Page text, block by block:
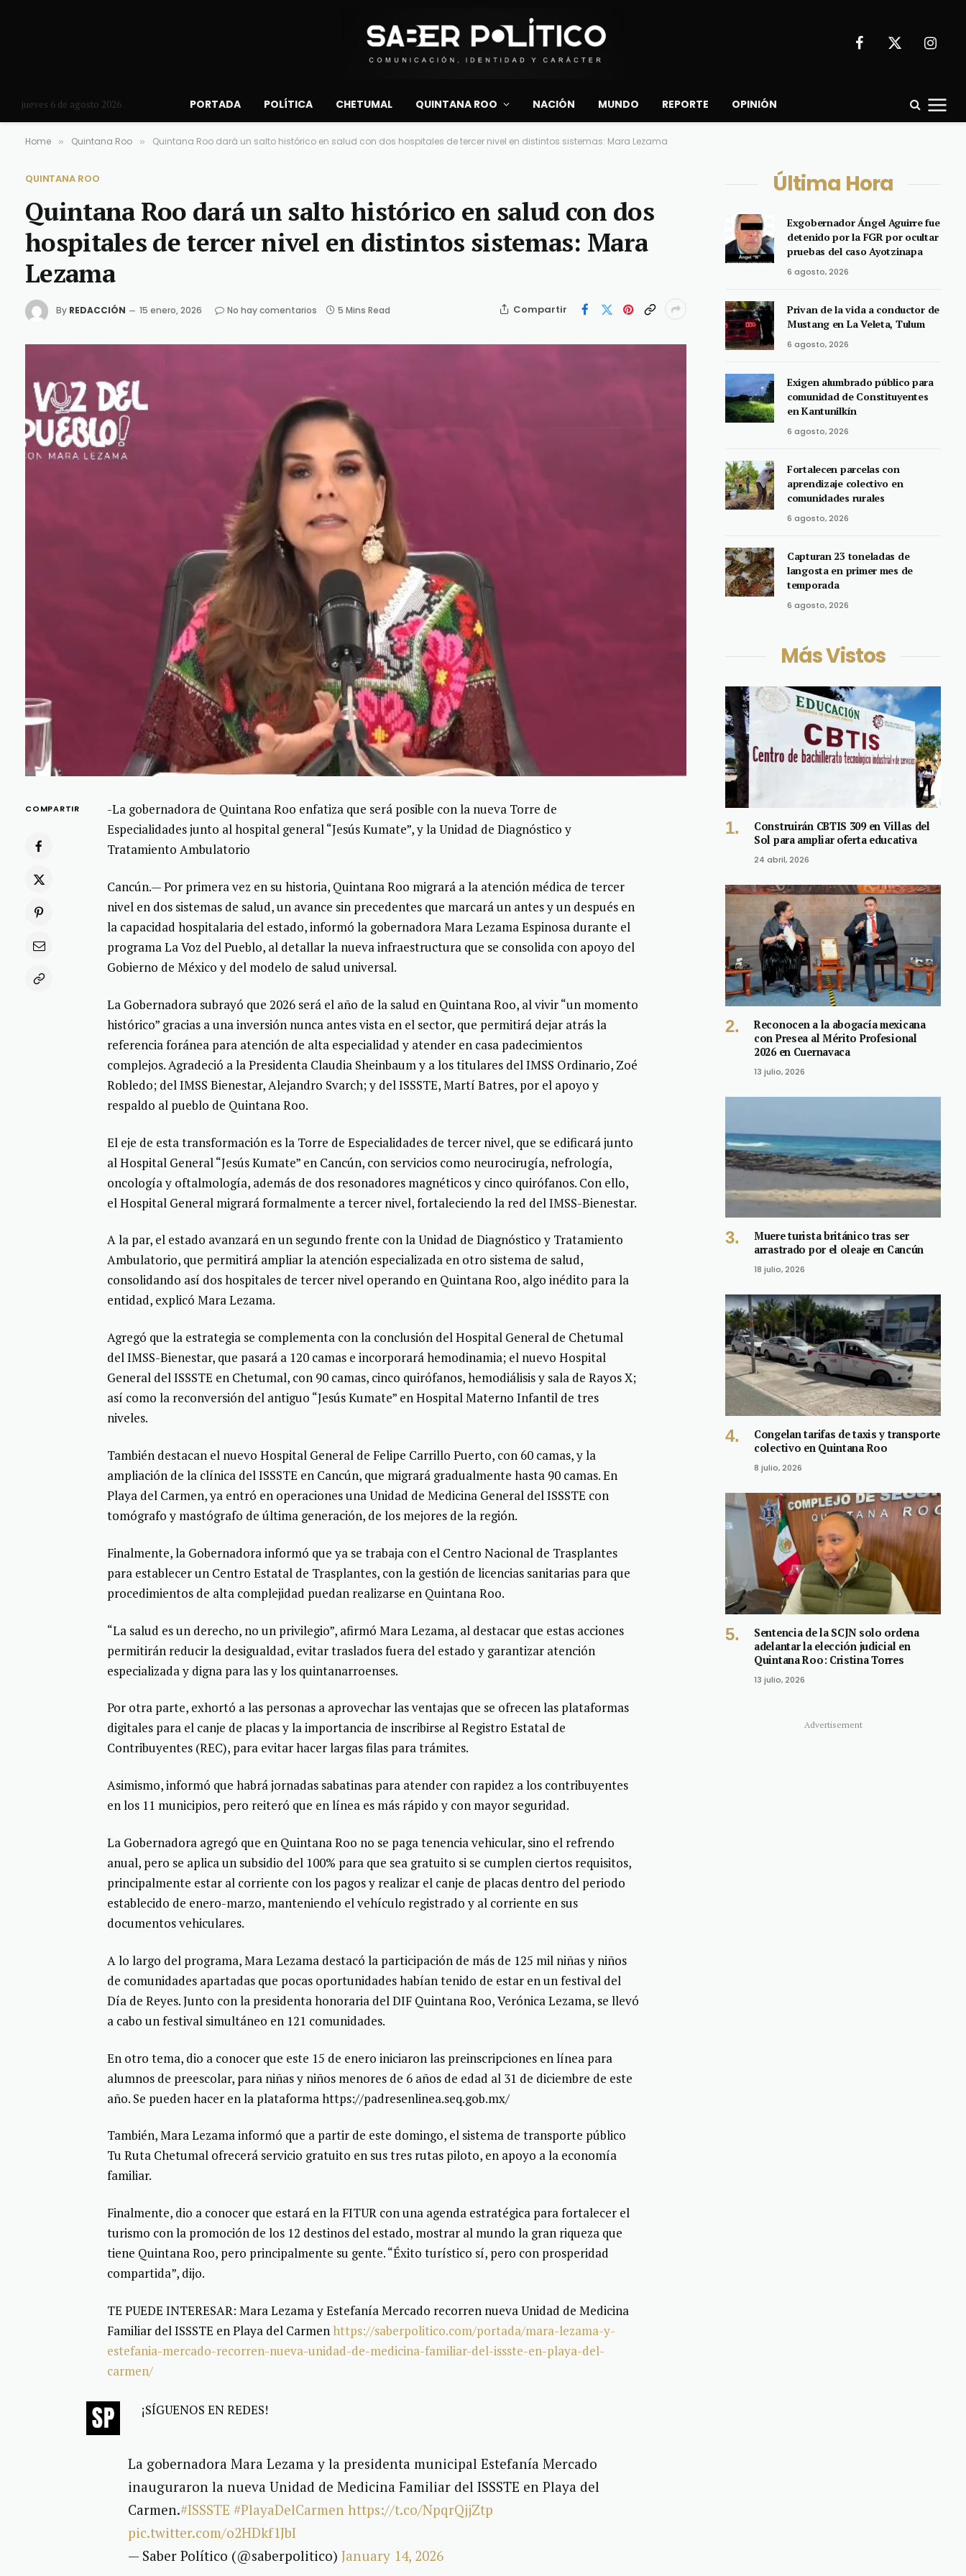
Facebook
X
jueves 6 de agosto 2026 PORTADA POLÍTICA CHETUMAL QUINTANA ROO NACIÓN MUNDO REPORTE OPINIÓN
Home » Quintana Roo » Quintana Roo dará un salto histórico en salud con dos hospitales de tercer nivel en distintos sistemas: Mara Lezama
QUINTANA ROO
Quintana Roo dará un salto histórico en salud con dos
hospitales de tercer nivel en distintos sistemas: Mara
Lezama
By REDACCIÓN 15 enero, 2026 No hay comentarios 5 Mins Read Compartir
COMPARTIR
-La gobernadora de Quintana Roo enfatiza que será posible con la nueva Torre de
Especialidades junto al hospital general “Jesús Kumate”, y la Unidad de Diagnóstico y
Tratamiento Ambulatorio
Cancún.— Por primera vez en su historia, Quintana Roo migrará a la atención médica de tercer
nivel en dos sistemas de salud, un avance sin precedentes que marcará un antes y un después en
la capacidad hospitalaria del estado, informó la gobernadora Mara Lezama Espinosa durante el
programa La Voz del Pueblo, al detallar la nueva infraestructura que se consolida con apoyo del
Gobierno de México y del modelo de salud universal.
La Gobernadora subrayó que 2026 será el año de la salud en Quintana Roo, al vivir “un momento
histórico” gracias a una inversión nunca antes vista en el sector, que permitirá dejar atrás la
referencia foránea para atención de alta especialidad y atender en casa padecimientos
complejos. Agradeció a la Presidenta Claudia Sheinbaum y a los titulares del IMSS Ordinario, Zoé
Robledo; del IMSS Bienestar, Alejandro Svarch; y del ISSSTE, Martí Batres, por el apoyo y
respaldo al pueblo de Quintana Roo.
El eje de esta transformación es la Torre de Especialidades de tercer nivel, que se edificará junto
al Hospital General “Jesús Kumate” en Cancún, con servicios como neurocirugía, nefrología,
oncología y oftalmología, además de dos resonadores magnéticos y cinco quirófanos. Con ello,
el Hospital General migrará formalmente a tercer nivel, fortaleciendo la red del IMSS-Bienestar.
A la par, el estado avanzará en un segundo frente con la Unidad de Diagnóstico y Tratamiento
Ambulatorio, que permitirá ampliar la atención especializada en otro sistema de salud,
consolidando así dos hospitales de tercer nivel operando en Quintana Roo, algo inédito para la
entidad, explicó Mara Lezama.
Agregó que la estrategia se complementa con la conclusión del Hospital General de Chetumal
del IMSS-Bienestar, que pasará a 120 camas e incorporará hemodinamia; el nuevo Hospital
General del ISSSTE en Chetumal, con 90 camas, cinco quirófanos, hemodiálisis y sala de Rayos X;
así como la reconversión del antiguo “Jesús Kumate” en Hospital Materno Infantil de tres
niveles.
También destacan el nuevo Hospital General de Felipe Carrillo Puerto, con 60 camas, y la
ampliación de la clínica del ISSSTE en Cancún, que migrará gradualmente hasta 90 camas. En
Playa del Carmen, ya entró en operaciones una Unidad de Medicina General del ISSSTE con
tomógrafo y mastógrafo de última generación, de los mejores de la región.
Finalmente, la Gobernadora informó que ya se trabaja con el Centro Nacional de Trasplantes
para establecer un Centro Estatal de Trasplantes, con la gestión de licencias sanitarias para que
procedimientos de alta complejidad puedan realizarse en Quintana Roo.
“La salud es un derecho, no un privilegio”, afirmó Mara Lezama, al destacar que estas acciones
permitirán reducir la desigualdad, evitar traslados fuera del estado y garantizar atención
especializada y digna para las y los quintanarroenses.
Por otra parte, exhortó a las personas a aprovechar las ventajas que se ofrecen las plataformas
digitales para el canje de placas y la importancia de inscribirse al Registro Estatal de
Contribuyentes (REC), para evitar hacer largas filas para trámites.
Asimismo, informó que habrá jornadas sabatinas para atender con rapidez a los contribuyentes
en los 11 municipios, pero reiteró que en línea es más rápido y con mayor seguridad.
La Gobernadora agregó que en Quintana Roo no se paga tenencia vehicular, sino el refrendo
anual, pero se aplica un subsidio del 100% para que sea gratuito si se cumplen ciertos requisitos,
principalmente estar al corriente con los pagos y realizar el canje de placas dentro del periodo
establecido de enero-marzo, manteniendo el vehículo registrado y al corriente en sus
documentos vehiculares.
A lo largo del programa, Mara Lezama destacó la participación de más de 125 mil niñas y niños
de comunidades apartadas que pocas oportunidades habían tenido de estar en un festival del
Día de Reyes. Junto con la presidenta honoraria del DIF Quintana Roo, Verónica Lezama, se llevó
a cabo un festival simultáneo en 121 comunidades.
En otro tema, dio a conocer que este 15 de enero iniciaron las preinscripciones en línea para
alumnos de preescolar, para niñas y niños menores de 6 años de edad al 31 de diciembre de este
año. Se pueden hacer en la plataforma https://padresenlinea.seq.gob.mx/
También, Mara Lezama informó que a partir de este domingo, el sistema de transporte público
Tu Ruta Chetumal ofrecerá servicio gratuito en sus tres rutas piloto, en apoyo a la economía
familiar.
Finalmente, dio a conocer que estará en la FITUR con una agenda estratégica para fortalecer el
turismo con la promoción de los 12 destinos del estado, mostrar al mundo la gran riqueza que
tiene Quintana Roo, pero principalmente su gente. “Éxito turístico sí, pero con prosperidad
compartida”, dijo.
TE PUEDE INTERESAR: Mara Lezama y Estefanía Mercado recorren nueva Unidad de Medicina
Familiar del ISSSTE en Playa del Carmen https://saberpolitico.com/portada/mara-lezama-y-
estefania-mercado-recorren-nueva-unidad-de-medicina-familiar-del-issste-en-playa-del-
carmen/
¡SÍGUENOS EN REDES!
La gobernadora Mara Lezama y la presidenta municipal Estefanía Mercado
inauguraron la nueva Unidad de Medicina Familiar del ISSSTE en Playa del
Carmen.#ISSSTE #PlayaDelCarmen https://t.co/NpqrQjjZtp
pic.twitter.com/o2HDkf1JbI
— Saber Político (@saberpolitico) January 14, 2026
Última Hora
Exgobernador Ángel Aguirre fue
detenido por la FGR por ocultar
pruebas del caso Ayotzinapa
6 agosto, 2026
Privan de la vida a conductor de
Mustang en La Veleta, Tulum
6 agosto, 2026
Exigen alumbrado público para
comunidad de Constituyentes
en Kantunilkín
6 agosto, 2026
Fortalecen parcelas con
aprendizaje colectivo en
comunidades rurales
6 agosto, 2026
Capturan 23 toneladas de
langosta en primer mes de
temporada
6 agosto, 2026
Más Vistos
Construirán CBTIS 309 en Villas del
Sol para ampliar oferta educativa
24 abril, 2026
Reconocen a la abogacía mexicana
con Presea al Mérito Profesional
2026 en Cuernavaca
13 julio, 2026
Muere turista británico tras ser
arrastrado por el oleaje en Cancún
18 julio, 2026
Congelan tarifas de taxis y transporte
colectivo en Quintana Roo
8 julio, 2026
Sentencia de la SCJN solo ordena
adelantar la elección judicial en
Quintana Roo: Cristina Torres
13 julio, 2026
Advertisement